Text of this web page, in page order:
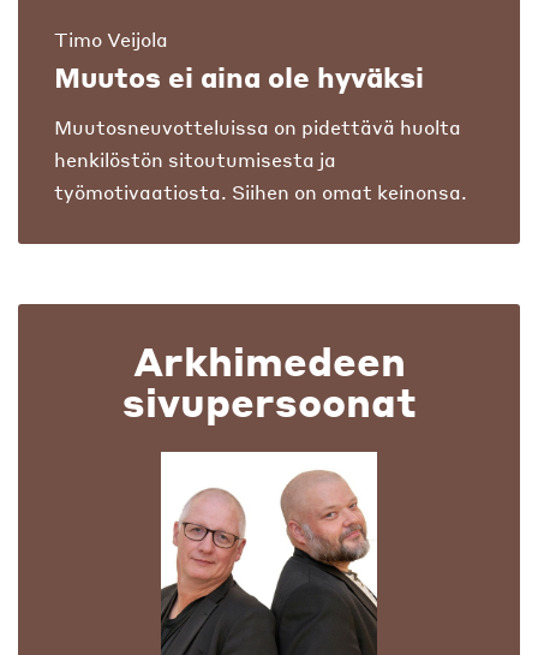
Timo Veijola
Muutos ei aina ole hyväksi
Muutosneuvotteluissa on pidettävä huolta
henkilöstön sitoutumisesta ja
työmotivaatiosta. Siihen on omat keinonsa.
Arkhimedeen
sivupersoonat